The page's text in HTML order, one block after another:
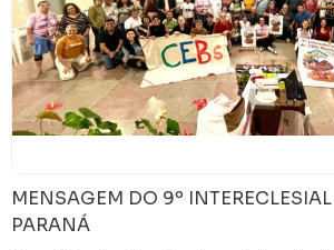
MENSAGEM DO 9º
PARANÁ